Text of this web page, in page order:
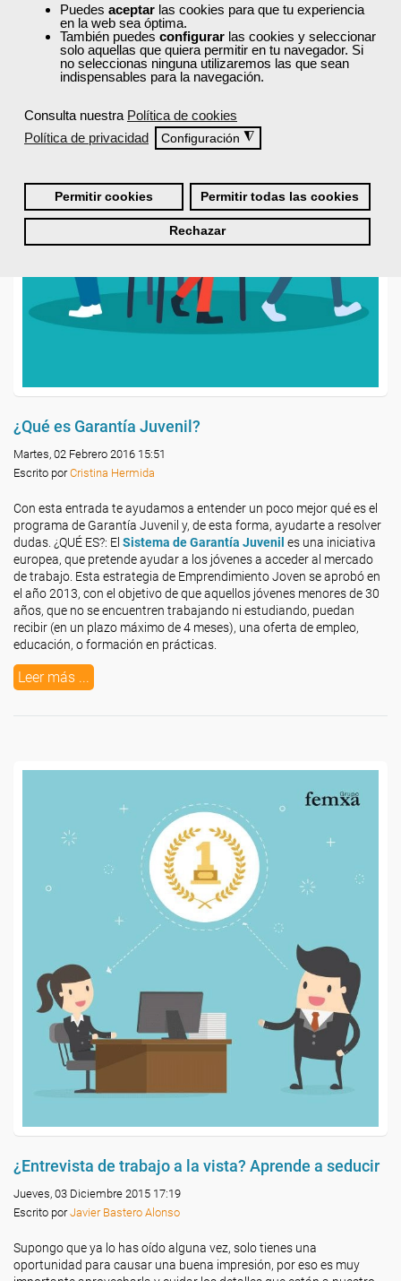
Puedes aceptar las cookies para que tu experiencia
en la web sea óptima.
También puedes configurar las cookies y seleccionar
solo aquellas que quiera permitir en tu navegador. Si
no seleccionas ninguna utilizaremos las que sean
indispensables para la navegación.
Consulta nuestra Política de cookies
Política de privacidad
Configuración ◮
Permitir cookies Permitir todas las cookies
Rechazar
¿Qué es Garantía Juvenil?
Martes, 02 Febrero 2016 15:51
Escrito porCristina Hermida
Con esta entrada te ayudamos a entender un poco mejor qué es el
programa de Garantía Juvenil y, de esta forma, ayudarte a resolver
dudas. ¿QUÉ ES?: El Sistema de Garantía Juvenil es una iniciativa
europea, que pretende ayudar a los jóvenes a acceder al mercado
de trabajo. Esta estrategia de Emprendimiento Joven se aprobó en
el año 2013, con el objetivo de que aquellos jóvenes menores de 30
años, que no se encuentren trabajando ni estudiando, puedan
recibir (en un plazo máximo de 4 meses), una oferta de empleo,
educación, o formación en prácticas.
Leer más ...
¿Entrevista de trabajo a la vista? Aprende a seducir
Jueves, 03 Diciembre 2015 17:19
Escrito porJavier Bastero Alonso
Supongo que ya lo has oído alguna vez, solo tienes una
oportunidad para causar una buena impresión, por eso es muy